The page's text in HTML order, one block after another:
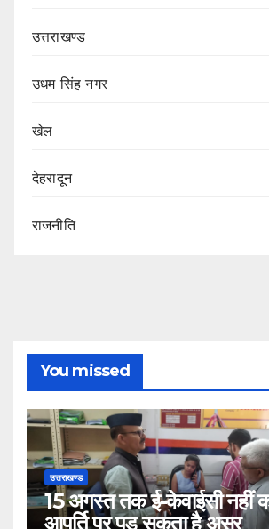
उत्तराखण्ड
उधम सिंह नगर
खेल
देहरादून
राजनीति
You missed
उत्तराखण्ड
15 अगस्त तक ई-केवाईसी नहीं
आपूर्ति पर पड़ सकता है असर